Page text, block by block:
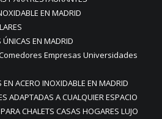
EN MADRID
ÚNICAS EN MADRID
Empresas Universidades
EN ACERO INOXIDABLE EN MADRID
ADAPTADAS A CUALQUIER ESPACIO
CHALETS CASAS HOGARES LUJO